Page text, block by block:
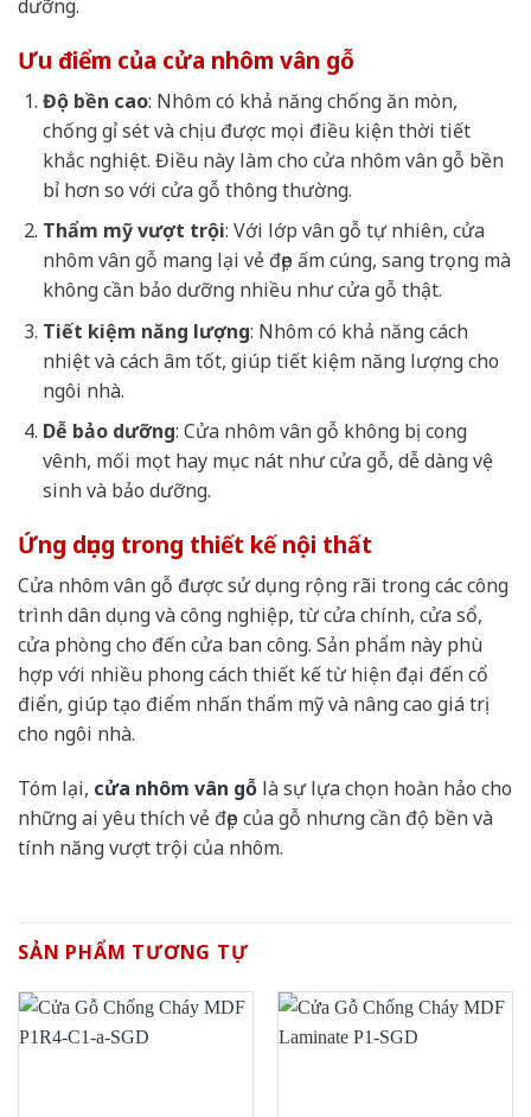
dưỡng.
Ưu điểm của cửa nhôm vân gỗ
Độ bền cao: Nhôm có khả năng chống ăn mòn,
chống gỉ sét và chịu được mọi điều kiện thời tiết
khắc nghiệt. Điều này làm cho cửa nhôm vân gỗ bền
bỉ hơn so với cửa gỗ thông thường.
Thẩm mỹ vượt trội: Với lớp vân gỗ tự nhiên, cửa
nhôm vân gỗ mang lại vẻ đẹp ấm cúng, sang trọng mà
không cần bảo dưỡng nhiều như cửa gỗ thật.
Tiết kiệm năng lượng: Nhôm có khả năng cách
nhiệt và cách âm tốt, giúp tiết kiệm năng lượng cho
ngôi nhà.
Dễ bảo dưỡng: Cửa nhôm vân gỗ không bị cong
vênh, mối mọt hay mục nát như cửa gỗ, dễ dàng vệ
sinh và bảo dưỡng.
Ứng dụng trong thiết kế nội thất
Cửa nhôm vân gỗ được sử dụng rộng rãi trong các công
trình dân dụng và công nghiệp, từ cửa chính, cửa sổ,
cửa phòng cho đến cửa ban công. Sản phẩm này phù
hợp với nhiều phong cách thiết kế từ hiện đại đến cổ
điển, giúp tạo điểm nhấn thẩm mỹ và nâng cao giá trị
cho ngôi nhà.
Tóm lại, cửa nhôm vân gỗ là sự lựa chọn hoàn hảo cho
những ai yêu thích vẻ đẹp của gỗ nhưng cần độ bền và
tính năng vượt trội của nhôm.
SẢN PHẨM TƯƠNG TỰ